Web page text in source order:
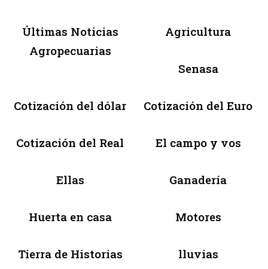
Últimas Noticias
Agropecuarias
Agricultura
Senasa
Cotización del dólar Cotización del Euro
Cotización del Real El campo y vos
Ellas Ganadería
Huerta en casa Motores
Tierra de Historias lluvias